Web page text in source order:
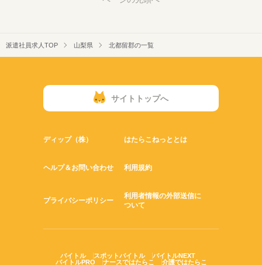
派遣社員求人TOP 山梨県 北都留郡の一覧
サイトトップへ
ディップ（株） はたらこねっととは
ヘルプ＆お問い合わせ 利用規約
プライバシーポリシー
利用者情報の外部送信に
ついて
バイトル スポットバイトル
バイトルNEXT
バイトルPRO
ナースではたらこ 介護ではたらこ